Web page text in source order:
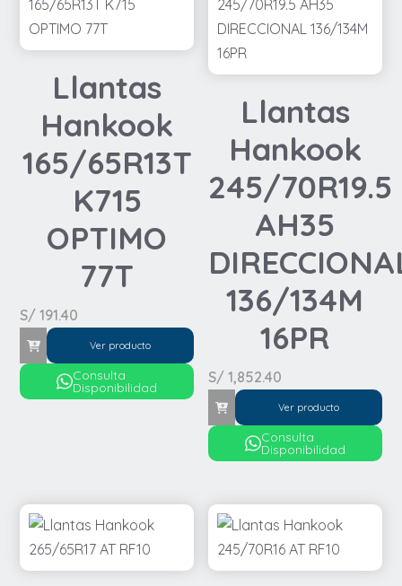
Llantas
Hankook
165/65R13T
K715
OPTIMO
77T
S/ 191.40
Ver producto
Consulta
Disponibilidad
Llantas
Hankook
245/70R19.5
AH35
136/134M
16PR
S/ 1,852.40
Ver producto
Consulta
Disponibilidad